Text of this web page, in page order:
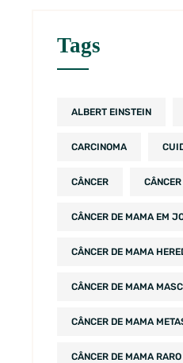
Tags
ALBERT EINSTEIN
CARCINOMA
CÂNCER
CÂNCER DE MAMA EM
CÂNCER DE MAMA
CÂNCER DE MAMA
CÂNCER DE MAMA
CÂNCER DE MAMA RARO